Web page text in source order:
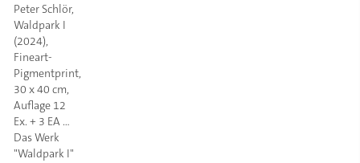
Peter Schlör,
Waldpark I
(2024),
Fineart-
Pigmentprint,
30 x 40 cm,
Auflage 12
Ex. + 3 EA …
Das Werk
"Waldpark I"